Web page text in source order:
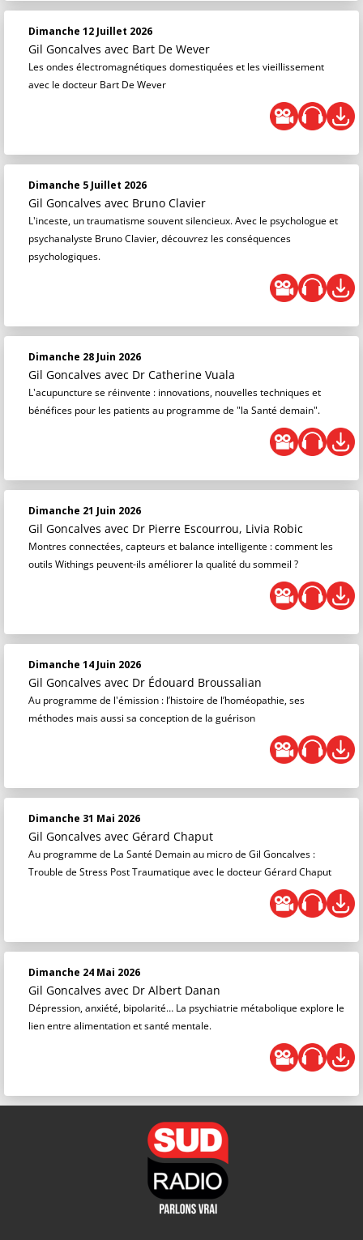
Dimanche 12 Juillet 2026
Gil Goncalves avec Bart De Wever
Les ondes électromagnétiques domestiquées et les vieillissement
avec le docteur Bart De Wever
Dimanche 5 Juillet 2026
Gil Goncalves avec Bruno Clavier
L'inceste, un traumatisme souvent silencieux. Avec le psychologue et
psychanalyste Bruno Clavier, découvrez les conséquences
psychologiques.
Dimanche 28 Juin 2026
Gil Goncalves avec Dr Catherine Vuala
L'acupuncture se réinvente : innovations, nouvelles techniques et
bénéfices pour les patients au programme de "la Santé demain".
Dimanche 21 Juin 2026
Gil Goncalves avec Dr Pierre Escourrou, Livia Robic
Montres connectées, capteurs et balance intelligente : comment les
outils Withings peuvent-ils améliorer la qualité du sommeil ?
Dimanche 14 Juin 2026
Gil Goncalves avec Dr Édouard Broussalian
Au programme de l'émission : l’histoire de l’homéopathie, ses
méthodes mais aussi sa conception de la guérison
Dimanche 31 Mai 2026
Gil Goncalves avec Gérard Chaput
Au programme de La Santé Demain au micro de Gil Goncalves :
Trouble de Stress Post Traumatique avec le docteur Gérard Chaput
Dimanche 24 Mai 2026
Gil Goncalves avec Dr Albert Danan
Dépression, anxiété, bipolarité… La psychiatrie métabolique explore le
lien entre alimentation et santé mentale.